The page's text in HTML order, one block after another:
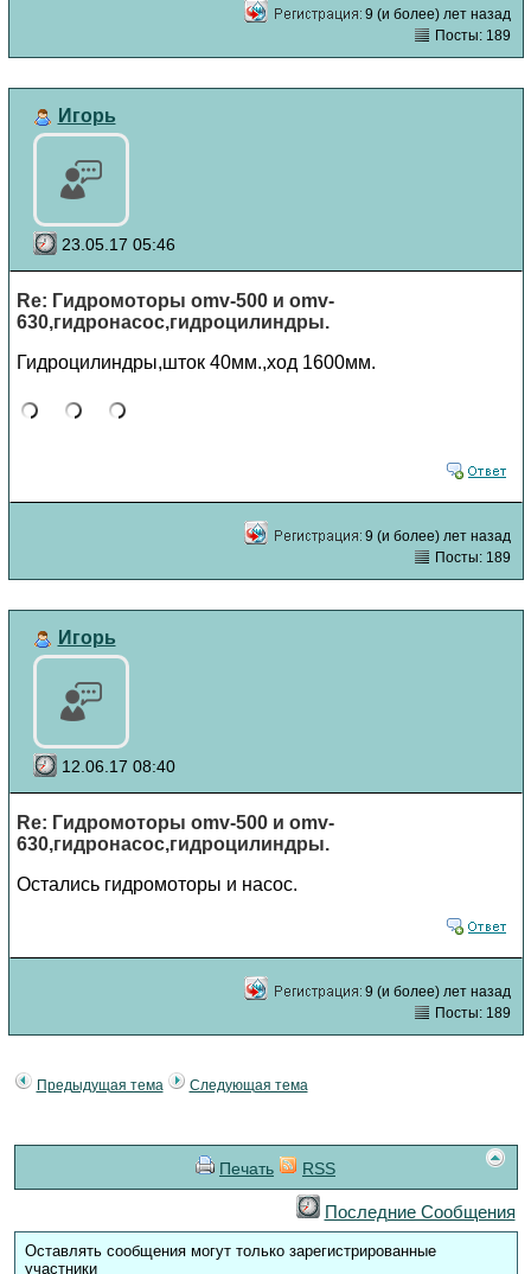
9 (и более) лет назад
Посты: 189
Игорь
23.05.17 05:46
Re: Гидромоторы omv-500 и omv-
630,гидронасос,гидроцилиндры.
Гидроцилиндры,шток 40мм.,ход 1600мм.
9 (и более) лет назад
Посты: 189
Игорь
12.06.17 08:40
Re: Гидромоторы omv-500 и omv-
630,гидронасос,гидроцилиндры.
Остались гидромоторы и насос.
9 (и более) лет назад
Посты: 189
Предыдущая тема Следующая тема
Печать RSS
Последние Сообщения
Оставлять сообщения могут только зарегистрированные
участники